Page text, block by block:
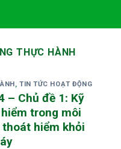
THỰC HÀNH
, TIN TỨC HOẠT ĐỘNG
– Chủ đề 1: Kỹ
trong môi
hiểm khỏi